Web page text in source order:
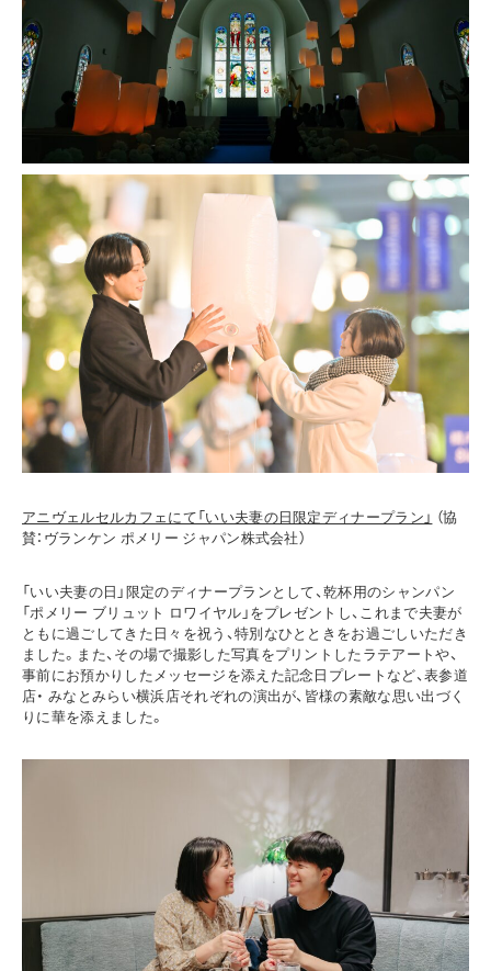
アニヴェルセルカフェにて「いい夫妻の日限定ディナープラン」 （協
賛：ヴランケン ポメリー ジャパン株式会社）
「いい夫妻の日」限定のディナープランとして、乾杯用のシャンパン
「ポメリー ブリュット ロワイヤル」をプレゼントし、これまで夫妻が
ともに過ごしてきた日々を祝う、特別なひとときをお過ごしいただき
ました。また、その場で撮影した写真をプリントしたラテアートや、
事前にお預かりしたメッセージを添えた記念日プレートなど、表参道
店・ みなとみらい横浜店それぞれの演出が、皆様の素敵な思い出づく
りに華を添えました。